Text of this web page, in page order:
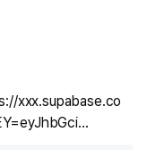
xxx.supabase.co